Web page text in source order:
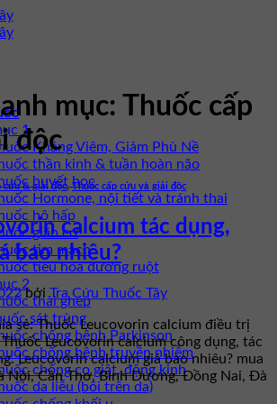
1
Kháng Viêm, Giảm Phù Nề
thần kinh & tuần hoàn não
huyết học
Hormone, nội tiết và tránh thai
hô hấp
giãn cơ
tim mạch
tiêu hóa đường ruột
2
thải ghép
sát trùng
chống bệnh Parkinson
chống bệnh truyền nhiễm
chống co giật, động kinh
da liễu (bôi trên da)
mục:
Thuốc cấp
độc
cứu & giải độc,Thuốc cấp cứu và giải độc
calcium tác dụng,
bao nhiêu?
bởiTra Cứu Thuốc Tây
sẻ: Thuốc Leucovorin calcium điều trị
Leucovorin calcium công dụng, tác
Leucovorin calcium giá bao nhiêu? mua
Nội, Cần Thơ, Bình Dương, Đồng Nai, Đà